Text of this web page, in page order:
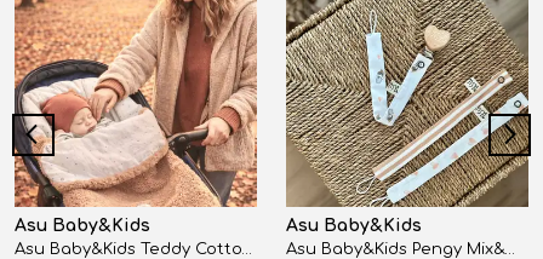
Asu Baby&Kids
Asu Baby&Kids Teddy Cotton Puset Tulumu
Asu Baby&Kids
Asu Baby&Kids Pengy Mix&Match 3'lü Organik Pamuk Emzik Askısı